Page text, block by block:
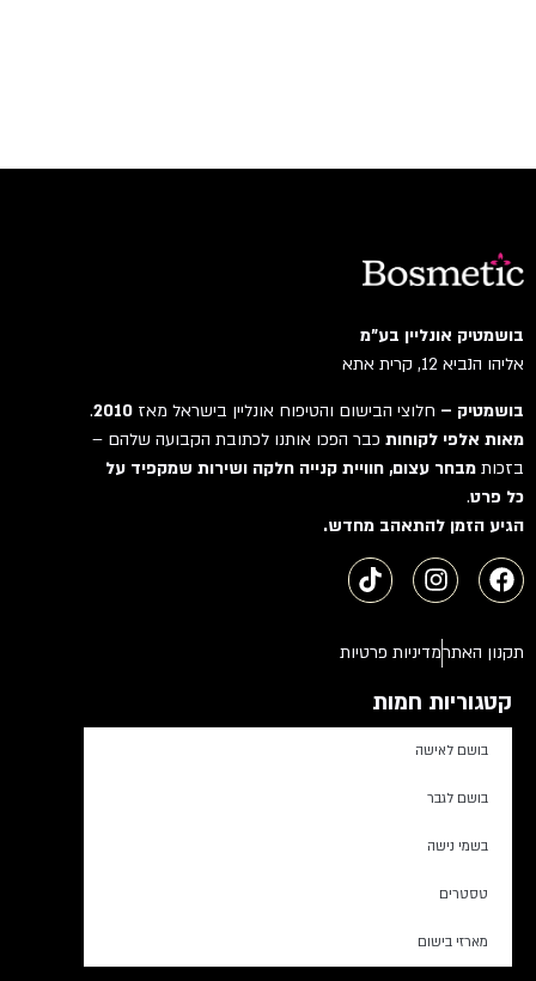
בושמטיק אונליין בע"מ
אליהו הנביא 12, קרית אתא
בושמטיק –חלוצי הבישום והטיפוח אונליין בישראל מאז2010
.
מאות אלפי לקוחותכבר הפכו אותנו לכתובת הקבועה שלהם –
בזכותמבחר עצום, חוויית קנייה חלקה ושירות שמקפיד על
כל פרט.
הגיע הזמן להתאהב מחדש.
תקנון האתרמדיניות פרטיות
קטגוריות חמות
בושם לאישה
בושם לגבר
בשמי נישה
טסטרים
מארזי בישום